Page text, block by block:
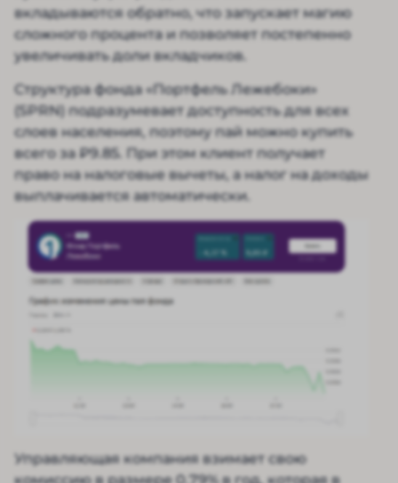
вкладываются обратно, что запускает магию
сложного процента и позволяет постепенно
увеличивать доли вкладчиков.
Структура фонда «Портфель Лежебоки»
(SPRN) подразумевает доступность для всех
слоев населения, поэтому пай можно купить
всего за ₽9.85. При этом клиент получает
право на налоговые вычеты, а налог на доходы
выплачивается автоматически.
Управляющая компания взимает свою